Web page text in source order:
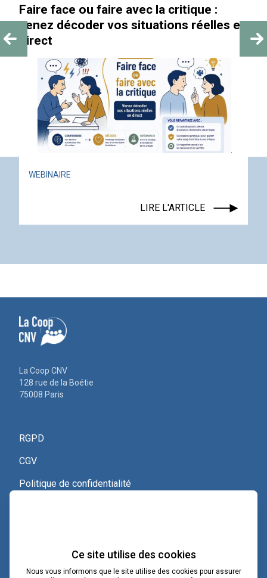
faire avec la critique :
vos situations réelles en
« Au-delà des
ACTUALITÉ
La Coop CNV
128 rue de la Boétie
75008 Paris
RGPD
CGV
Politique de confidentialité
Voir le certificat QualiopiCe site utilise des cookies
Nous vous informons que le site utilise des cookies pour assurer